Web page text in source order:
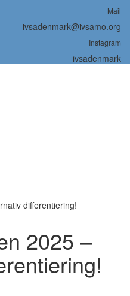
Mail
ivsadenmark@ivsamo.org
Instagram
ivsadenmark
differentiering!
2025 –